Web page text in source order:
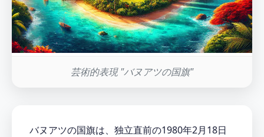
芸術的表現 "バヌアツの国旗"
バヌアツの国旗は、独立直前の1980年2月18日